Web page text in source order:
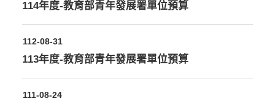
114年度-教育部青年發展署單位預算
112-08-31
113年度-教育部青年發展署單位預算
111-08-24